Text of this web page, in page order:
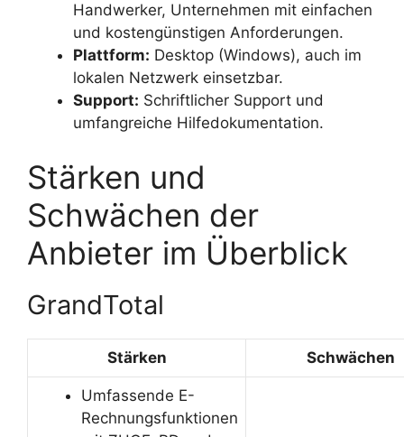
Handwerker, Unternehmen mit einfachen
und kostengünstigen Anforderungen.
Plattform: Desktop (Windows), auch im
lokalen Netzwerk einsetzbar.
Support: Schriftlicher Support und
umfangreiche Hilfedokumentation.
Stärken und
Schwächen der
Anbieter im Überblick
GrandTotal
Stärken Schwächen
Umfassende E-
Rechnungsfunktionen